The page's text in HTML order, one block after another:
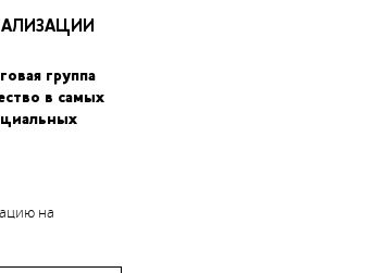
группа
в самых
на